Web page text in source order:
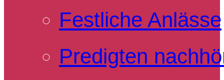
Festliche Anlässe
Predigten